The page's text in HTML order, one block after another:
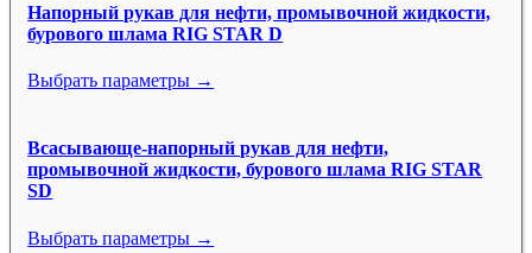
Напорный рукав для нефти, промывочной жидкости,
бурового шлама RIG STAR D
Выбрать параметры →
Всасывающе-напорный рукав для нефти,
промывочной жидкости, бурового шлама RIG STAR
SD
Выбрать параметры →